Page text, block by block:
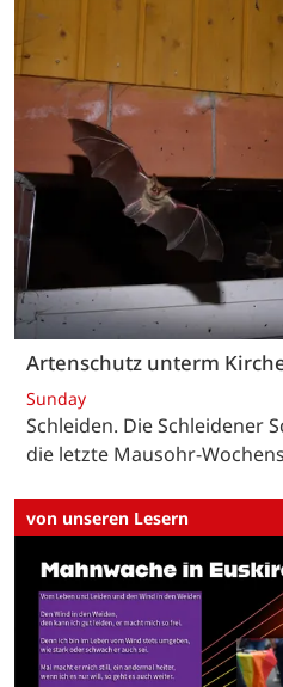
Artenschutz unterm
Sunday
Schleiden. Die Schleidener
die letzte Mausohr-
von unseren Lesern